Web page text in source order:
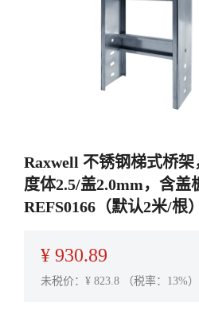
Raxwell 不锈钢梯式桥
度体2.5/盖2.0mm，含盖
REFS0166（默认2米/根）
¥ 930.89
未税价：¥ 823.8 （税率：13%）